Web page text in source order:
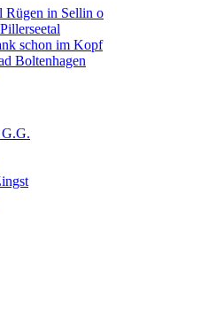
Rügen in Sellin o
schon im Kopf
Boltenhagen